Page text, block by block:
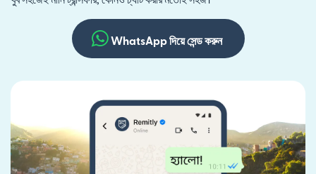
WhatsApp দিয়ে সেন্ড করুন